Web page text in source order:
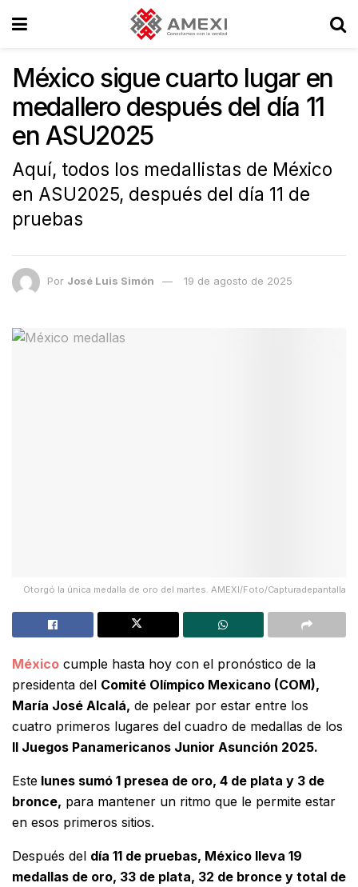
México sigue cuarto lugar en
medallero después del día 11
en ASU2025
Aquí, todos los medallistas de México
en ASU2025, después del día 11 de
pruebas
Por José Luis Simón 19 de agosto de 2025
Otorgó la única medalla de oro del martes. AMEXI/Foto/Capturadepantalla
México cumple hasta hoy con el pronóstico de la
presidenta del Comité Olímpico Mexicano (COM),
María José Alcalá, de pelear por estar entre los
cuatro primeros lugares del cuadro de medallas de los
II Juegos Panamericanos Junior Asunción 2025.
Este lunes sumó 1 presea de oro, 4 de plata y 3 de
bronce, para mantener un ritmo que le permite estar
en esos primeros sitios.
Después del día 11 de pruebas, México lleva 19
medallas de oro, 33 de plata, 32 de bronce y total de